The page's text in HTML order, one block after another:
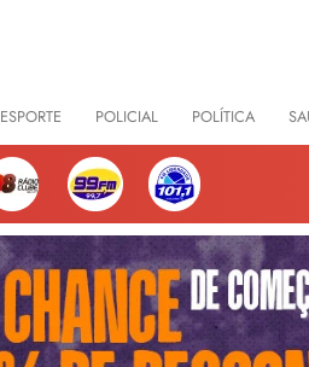
ESPORTE POLICIAL POLÍTICA